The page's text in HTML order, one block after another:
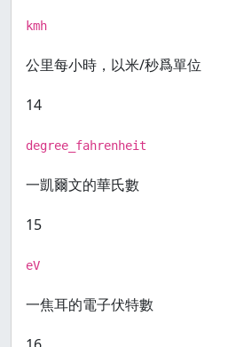
kmh
公里每小時，以米/秒爲單位
14
degree_fahrenheit
一凱爾文的華氏數
15
eV
一焦耳的電子伏特數